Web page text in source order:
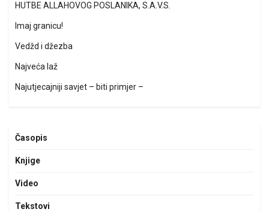
HUTBE ALLAHOVOG POSLANIKA, S.A.V.S.
Imaj granicu!
Vedžd i džezba
Najveća laž
Najutjecajniji savjet – biti primjer –
Časopis
Knjige
Video
Tekstovi